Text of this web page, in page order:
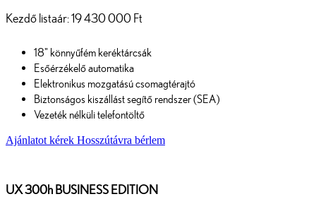
Kezdő listaár: 19 430 000 Ft
18" könnyűfém keréktárcsák
Esőérzékelő automatika
Elektronikus mozgatású csomagtérajtó
Biztonságos kiszállást segítő rendszer (SEA)
Vezeték nélküli telefontöltő
Ajánlatot kérek Hosszútávra bérlem
UX 300h BUSINESS EDITION